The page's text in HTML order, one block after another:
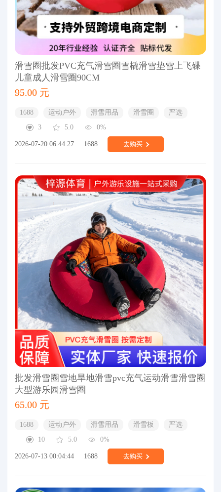
滑雪圈批发PVC充气滑雪圈雪橇滑雪垫雪上飞碟
儿童成人滑雪圈90CM
95.00 元
1688 运动户外 滑雪用品 滑雪圈
严选
3
5.0 0%
2026-07-20 06:44:27 1688 去购买
批发滑雪圈雪地旱地滑雪pvc充气运动滑雪滑雪圈
大型游乐园滑雪圈
65.00 元
1688 运动户外 滑雪用品 滑雪板
严选
10
5.0 0%
2026-07-13 00:04:44 1688 去购买